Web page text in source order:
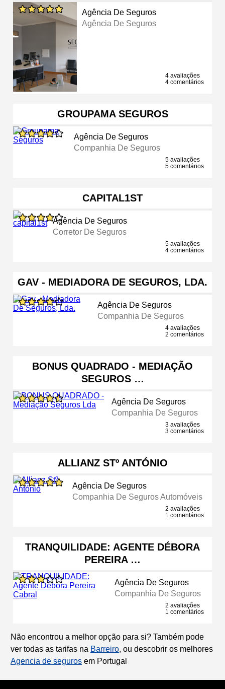
Agência De Seguros
Agência De Seguros
4 avaliações
4 comentários
GROUPAMA SEGUROS
Agência De Seguros
Companhia De Seguros
5 avaliações
5 comentários
CAPITAL1ST
Agência De Seguros
Corretor De Seguros
5 avaliações
4 comentários
GAV - MEDIADORA DE SEGUROS, LDA.
Agência De Seguros
Companhia De Seguros
4 avaliações
2 comentários
BONUS QUADRADO - MEDIAÇÃO
SEGUROS …
Agência De Seguros
Companhia De Seguros
3 avaliações
3 comentários
ALLIANZ STº ANTÓNIO
Agência De Seguros
Companhia De Seguros Automóveis
2 avaliações
1 comentários
TRANQUILIDADE: AGENTE DÉBORA
PEREIRA …
Agência De Seguros
Companhia De Seguros
2 avaliações
1 comentários
Não encontrou a melhor opção para si? Também pode
ver todas as tarifas na Barreiro, ou descobrir os melhores
Agencia de seguros em Portugal